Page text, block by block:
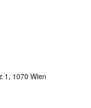
1, 1070 Wien